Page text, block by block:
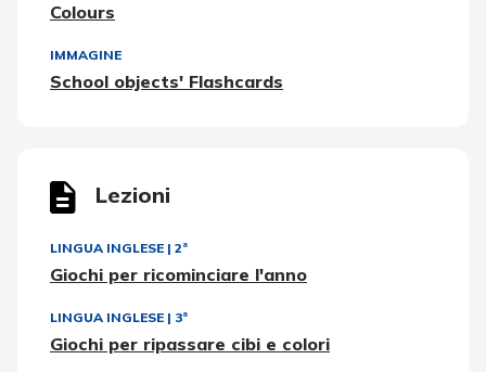
Colours
IMMAGINE
School objects' Flashcards
Lezioni
LINGUA INGLESE | 2ª
Giochi per ricominciare l'anno
LINGUA INGLESE | 3ª
Giochi per ripassare cibi e colori